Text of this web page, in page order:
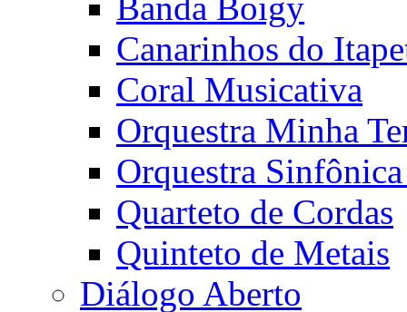
Canarinhos do
Coral Musicativa
Orquestra Minha
Orquestra
Quarteto de Cordas
Quinteto de Metais
Diálogo Aberto